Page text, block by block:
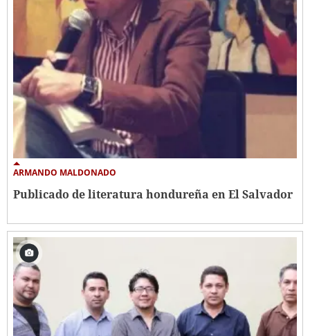
ARMANDO MALDONADO
Publicado de literatura hondureña en El Salvador